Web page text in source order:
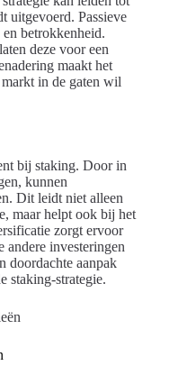
uitgevoerd. Passieve
betrokkenheid.
deze voor een
maakt het
in de gaten wil
bij staking. Door in
kunnen
Dit leidt niet alleen
maar helpt ook bij het
zorgt ervoor
andere investeringen
doordachte aanpak
staking-strategie.